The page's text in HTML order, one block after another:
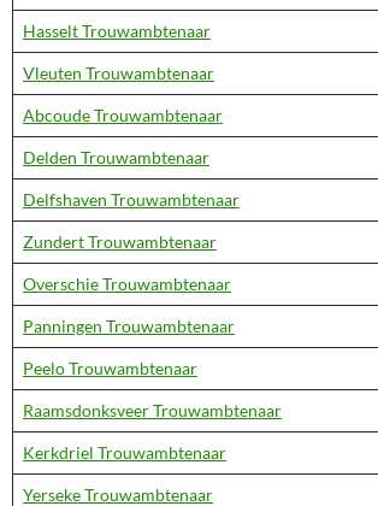
Hasselt Trouwambtenaar
Vleuten Trouwambtenaar
Abcoude Trouwambtenaar
Delden Trouwambtenaar
Delfshaven Trouwambtenaar
Zundert Trouwambtenaar
Overschie Trouwambtenaar
Panningen Trouwambtenaar
Peelo Trouwambtenaar
Raamsdonksveer Trouwambtenaar
Kerkdriel Trouwambtenaar
Yerseke Trouwambtenaar